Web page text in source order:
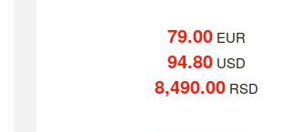
79.00EUR
94.80USD
8,490.00RSD